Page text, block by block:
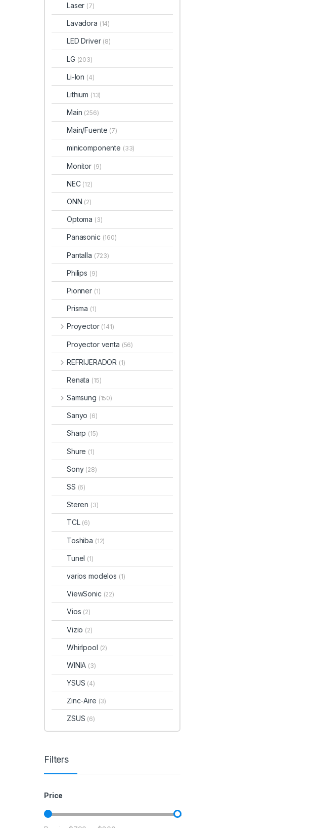
Laser (7)
Lavadora (14)
LED Driver (8)
LG (203)
Li-Ion (4)
Lithium (13)
Main (256)
Main/Fuente (7)
minicomponente (33)
Monitor (9)
NEC (12)
ONN (2)
Optoma (3)
Panasonic (160)
Pantalla (723)
Philips (9)
Pionner (1)
Prisma (1)
Proyector (141)
Proyector venta (56)
REFRIJERADOR (1)
Renata (15)
Samsung (150)
Sanyo (6)
Sharp (15)
Shure (1)
Sony (28)
SS (6)
Steren (3)
TCL (6)
Toshiba (12)
Tunel (1)
varios modelos (1)
ViewSonic (22)
Vios (2)
Vizio (2)
Whirlpool (2)
WINIA (3)
YSUS (4)
Zinc-Aire (3)
ZSUS (6)
Filters
Price